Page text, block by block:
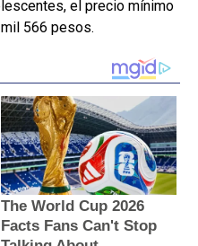
el precio mínimo
566 pesos.